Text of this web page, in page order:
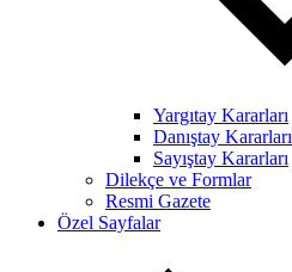
Yargıtay Kararları
Danıştay Kararları
Sayıştay Kararları
Dilekçe ve Formlar
Resmi Gazete
Özel Sayfalar